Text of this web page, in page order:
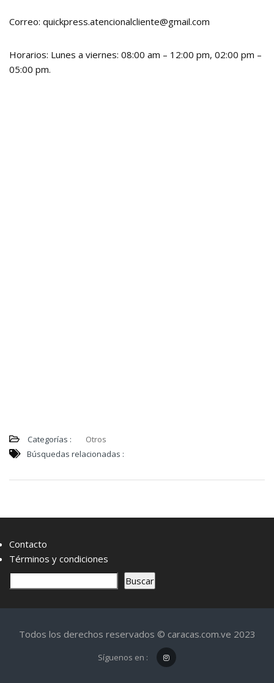
Correo: quickpress.atencionalcliente@gmail.com
Horarios: Lunes a viernes: 08:00 am – 12:00 pm, 02:00 pm –
05:00 pm.
Categorías :
Otros
Búsquedas relacionadas :
Contacto
Términos y condiciones
u
s
Buscar
Todos los derechos reservados © caracas.com.ve 2023
Síguenos en :